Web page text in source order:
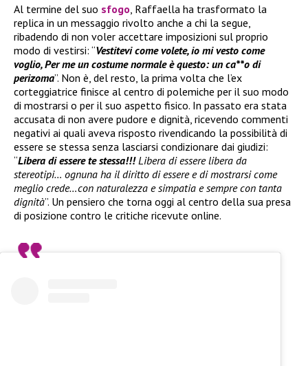
Al termine del suo sfogo, Raffaella ha trasformato la
replica in un messaggio rivolto anche a chi la segue,
ribadendo di non voler accettare imposizioni sul proprio
modo di vestirsi: “Vestitevi come volete, io mi vesto come
voglio, Per me un costume normale è questo: un ca**o di
perizoma”. Non è, del resto, la prima volta che l’ex
corteggiatrice finisce al centro di polemiche per il suo modo
di mostrarsi o per il suo aspetto fisico. In passato era stata
accusata di non avere pudore e dignità, ricevendo commenti
negativi ai quali aveva risposto rivendicando la possibilità di
essere se stessa senza lasciarsi condizionare dai giudizi:
“Libera di essere te stessa!!!Libera di essere libera da
stereotipi… ognuna ha il diritto di essere e di mostrarsi come
meglio crede…con naturalezza e simpatia e sempre con tanta
dignità”. Un pensiero che torna oggi al centro della sua presa
di posizione contro le critiche ricevute online.